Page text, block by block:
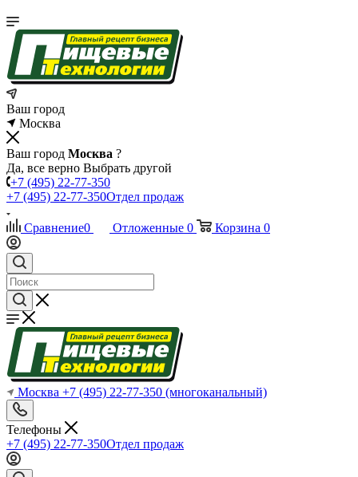
Ваш город
Москва
Ваш город Москва ?
Да, все верно Выбрать другой
+7 (495) 22-77-350
+7 (495) 22-77-350Отдел продаж
Сравнение0 Отложенные 0 Корзина 0
Москва +7 (495) 22-77-350 (многоканальный)
Телефоны
+7 (495) 22-77-350Отдел продаж